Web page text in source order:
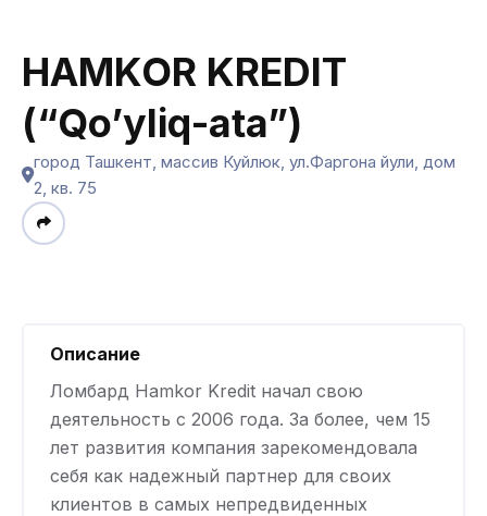
HAMKOR KREDIT
(“Qo’yliq-ata”)
город Ташкент, массив Куйлюк, ул.Фаргона йули, дом
2, кв. 75
Описание
Ломбард Hamkor Kredit начал свою
деятельность с 2006 года. За более, чем 15
лет развития компания зарекомендовала
себя как надежный партнер для своих
клиентов в самых непредвиденных